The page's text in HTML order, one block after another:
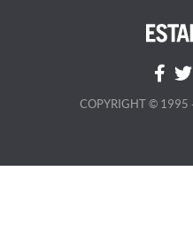
COPYRIGHT © 1995